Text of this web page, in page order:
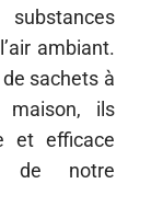
ambiant.
de sachets à
maison, ils
et efficace
de notre